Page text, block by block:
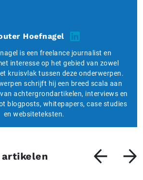
Hoefnagel
is een freelance journalist en
interesse op het gebied van zowel
kruisvlak tussen deze onderwerpen.
schrijft hij een breed scala aan
achtergrondartikelen, interviews en
blogposts, whitepapers, case studies
en websiteteksten.
artikelen